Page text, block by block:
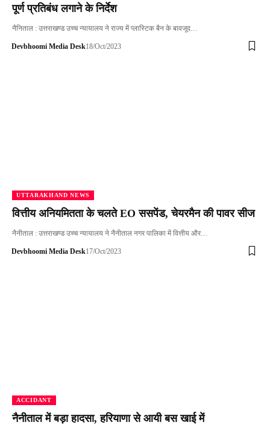
पूर्ण प्रतिबंध लगाने के निर्देश
नैनिताल : उत्तराखण्ड उच्च न्यायालय ने राज्य में प्लास्टिक बैन के बावजूद…
Devbhoomi Media Desk18/Oct/2023
UTTARAKHAND NEWS
वित्तीय अनियमितता के चलते EO ससपेंड, चेयरमैन की पावर सीज
नैनीताल : उत्तराखण्ड उच्च न्यायालय ने नैनीताल नगर पालिका में वित्तीय और…
Devbhoomi Media Desk17/Oct/2023
ACCIDANT
नैनीताल में बड़ा हादसा, हरियाणा से आयी बस खाई में